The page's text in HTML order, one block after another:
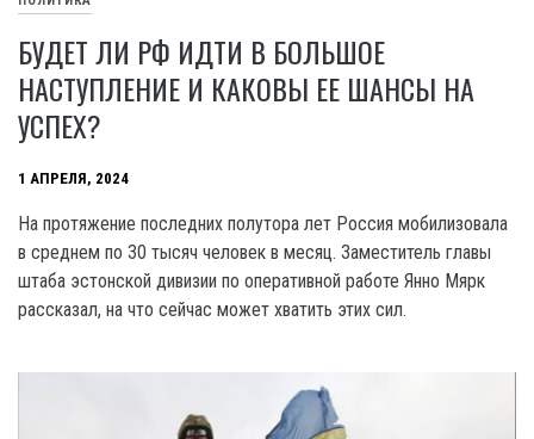
БУДЕТ ЛИ РФ ИДТИ В БОЛЬШОЕ
НАСТУПЛЕНИЕ И КАКОВЫ ЕЕ ШАНСЫ НА
УСПЕХ?
1 АПРЕЛЯ, 2024
На протяжение последних полутора лет Россия мобилизовала
в среднем по 30 тысяч человек в месяц. Заместитель главы
штаба эстонской дивизии по оперативной работе Янно Мярк
рассказал, на что сейчас может хватить этих сил.